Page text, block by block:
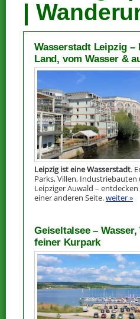
|
Wasserstadt Leipzig –
Land, vom Wasser &
Leipzig ist eine Wasserstadt.
Parks, Villen, Industriebauten
Leipziger Auwald – entdecken
einer anderen Seite.weiter »
Geiseltalsee –
feiner Kurpark